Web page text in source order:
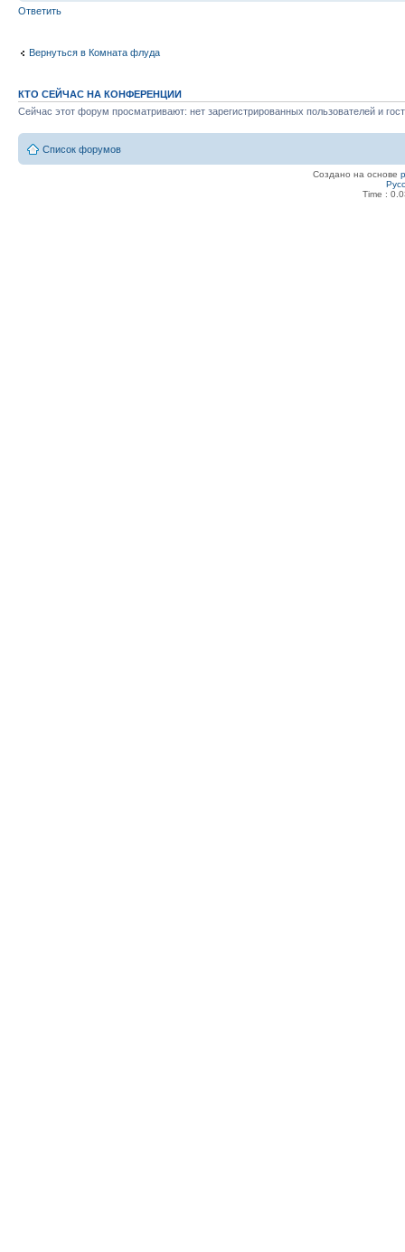
Ответить
Вернуться в Комната флуда
КТО СЕЙЧАС НА КОНФЕРЕНЦИИ
Сейчас этот форум просматривают: нет зарегистрированных пользователей и
Список форумов
Создано на основе
Time :